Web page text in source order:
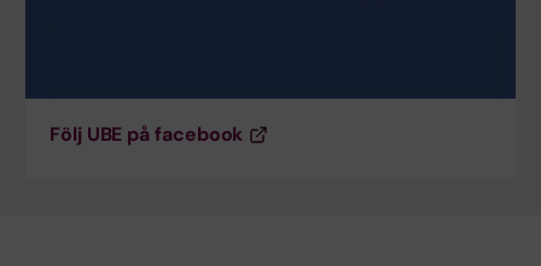
Följ UBE på facebook